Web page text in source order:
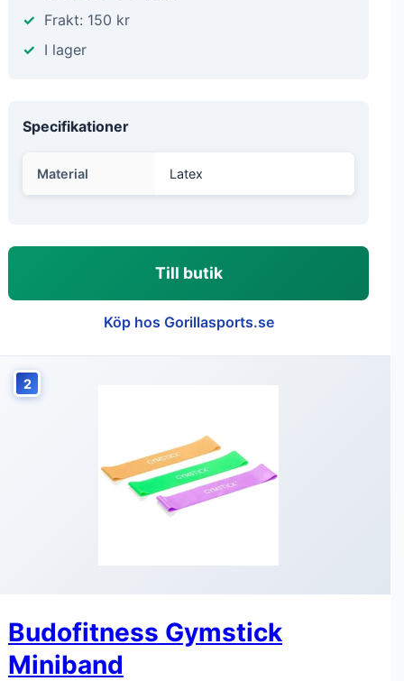
Frakt: 150 kr
I lager
Specifikationer
Material Latex
Till butik
Köp hos Gorillasports.se
2
Budofitness Gymstick
Miniband